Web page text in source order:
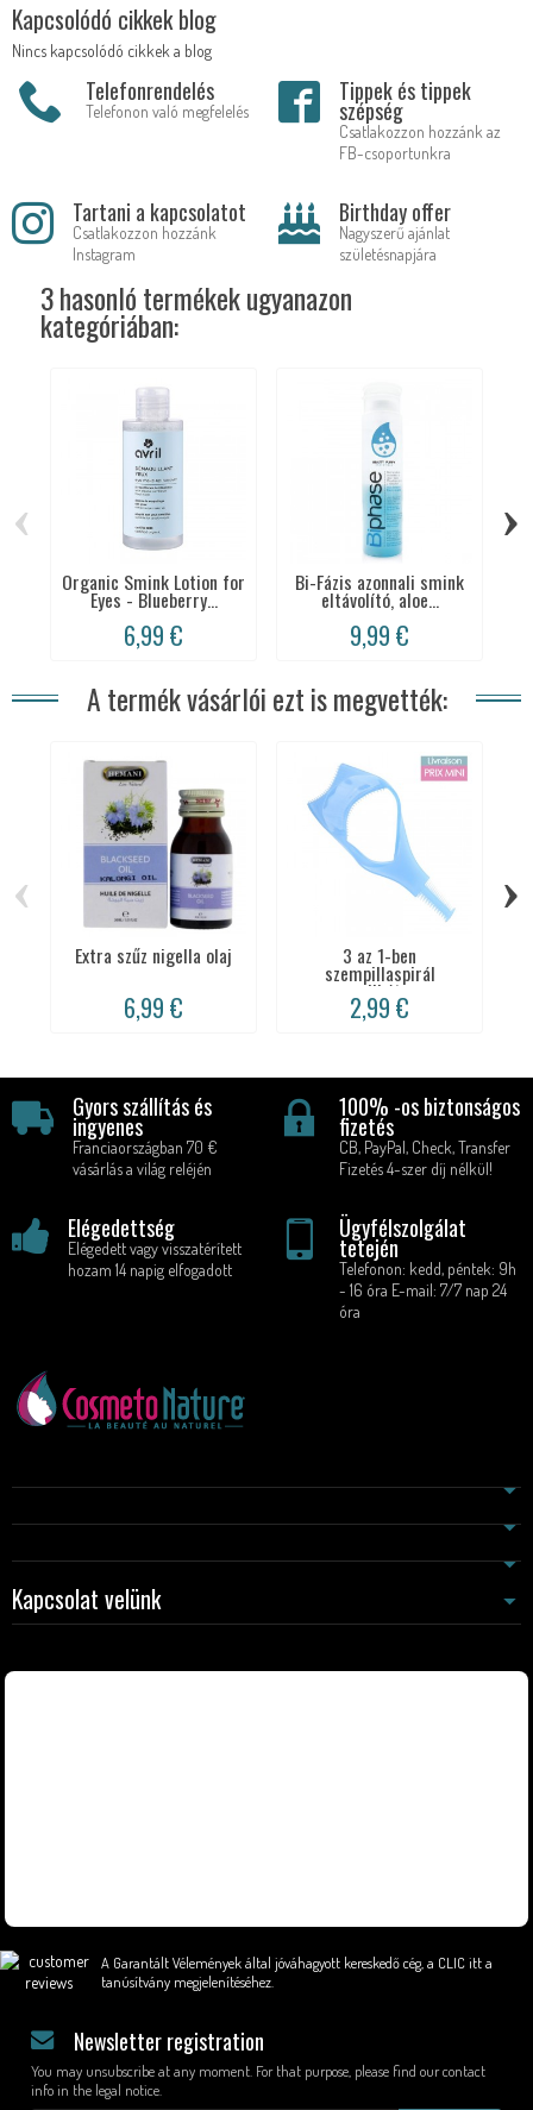
Kapcsolódó cikkek blog
Nincs kapcsolódó cikkek a blog
Telefonrendelés
Telefonon való megfelelés
Tippek és tippek
szépség
Csatlakozzon hozzánk az
FB-csoportunkra
Tartani a kapcsolatot
Csatlakozzon hozzánk
Instagram
Birthday offer
Nagyszerű ajánlat
születésnapjára
3 hasonló termékek ugyanazon
kategóriában:
Organic Smink Lotion for
Eyes - Blueberry...
6,99 €
Bi-Fázis azonnali smink
eltávolító, aloe...
9,99 €
‹ ›
A termék vásárlói ezt is megvették:
Extra szűz nigella olaj
6,99 €
3 az 1-ben
szempillaspirál
applikátor
2,99 €
‹ ›
Gyors szállítás és
ingyenes
Franciaországban 70 €
vásárlás a világ reléjén
100% -os biztonságos
fizetés
CB, PayPal, Check, Transfer
Fizetés 4-szer díj nélkül!
Elégedettség
Elégedett vagy visszatérített
hozam 14 napig elfogadott
Ügyfélszolgálat
tetején
Telefonon: kedd, péntek: 9h
- 16 óra E-mail: 7/7 nap 24
óra
Kapcsolat velünk
A Garantált Vélemények által jóváhagyott kereskedő cég, a CLIC itt a
tanúsítvány megjelenítéséhez
Newsletter registration
You may unsubscribe at any moment. For that purpose, please find our contact
info in the legal notice.